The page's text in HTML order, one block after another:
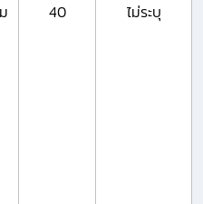
40 ไม่ระบุ